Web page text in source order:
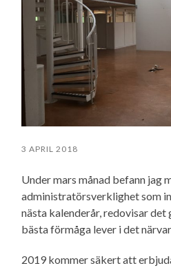
3 APRIL 2018
Under mars månad befann jag
administratörsverklighet som
nästa kalenderår, redovisar det
bästa förmåga lever i det
2019 kommer säkert att